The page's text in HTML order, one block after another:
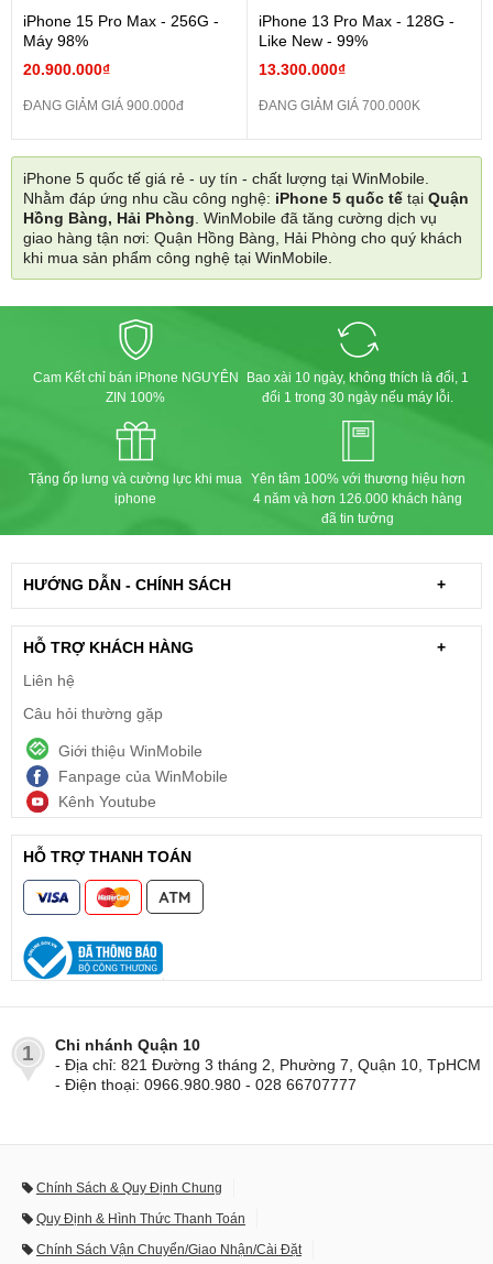
iPhone 15 Pro Max - 256G -
Máy 98%
20.900.000₫
ĐANG GIẢM GIÁ 900.000đ
iPhone 13 Pro Max - 128G -
Like New - 99%
13.300.000₫
ĐANG GIẢM GIÁ 700.000K
iPhone 5 quốc tế giá rẻ - uy tín - chất lượng tại WinMobile.
Nhằm đáp ứng nhu cầu công nghệ: iPhone 5 quốc tế tại Quận
Hồng Bàng, Hải Phòng. WinMobile đã tăng cường dịch vụ
giao hàng tận nơi: Quận Hồng Bàng, Hải Phòng cho quý khách
khi mua sản phẩm công nghệ tại WinMobile.
Cam Kết chỉ bán iPhone NGUYÊN
ZIN 100%
Bao xài 10 ngày, không thích là đổi, 1
đổi 1 trong 30 ngày nếu máy lỗi.
Tặng ốp lưng và cường lực khi mua
iphone
Yên tâm 100% với thương hiệu hơn
4 năm và hơn 126.000 khách hàng
đã tin tưởng
HƯỚNG DẪN - CHÍNH SÁCH +
HỖ TRỢ KHÁCH HÀNG
+
Liên hệ
Câu hỏi thường gặp
Giới thiệu WinMobile
Fanpage của WinMobile
Kênh Youtube
HỖ TRỢ THANH TOÁN
1
Chi nhánh Quận 10
- Địa chỉ: 821 Đường 3 tháng 2, Phường 7, Quận 10, TpHCM
- Điện thoại: 0966.980.980 - 028 66707777
Chính Sách & Quy Định Chung
Quy Định & Hình Thức Thanh Toán
Chính Sách Vận Chuyển/Giao Nhận/Cài Đặt